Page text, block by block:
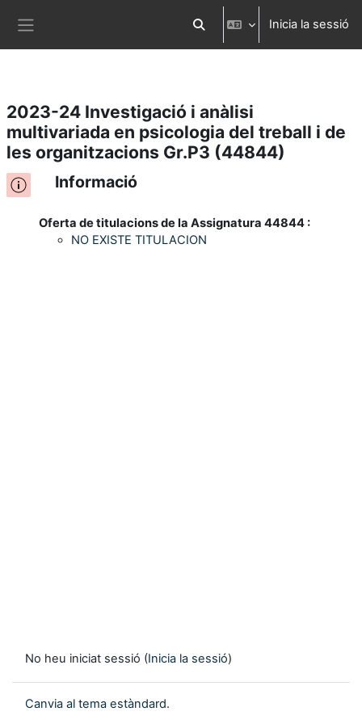
Ves al contingut principal Commuta l'entrada de la cerca
Inicia la sessió
2023-24 Investigació i anàlisi
multivariada en psicologia del treball i de
les organitzacions Gr.P3 (44844)
Informació
Oferta de titulacions de la Assignatura 44844 :
NO EXISTE TITULACION
No heu iniciat sessió (Inicia la sessió)
Canvia al tema estàndard.